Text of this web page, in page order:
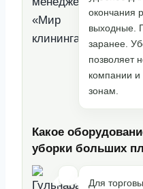
окончания
выходные.
заранее.
позволяет
компании и
зонам.
Какое
уборки больших
Для